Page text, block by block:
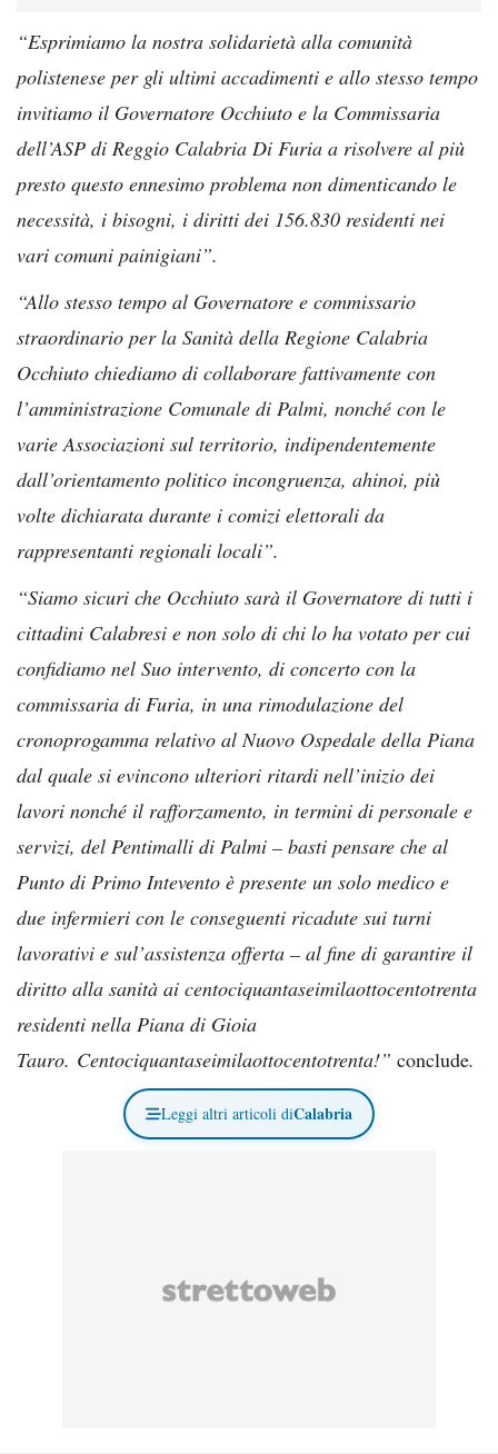
“Esprimiamo la nostra solidarietà alla comunità
polistenese per gli ultimi accadimenti e allo stesso tempo
invitiamo il Governatore Occhiuto e la Commissaria
dell’ASP di Reggio Calabria Di Furia a risolvere al più
presto questo ennesimo problema non dimenticando le
necessità, i bisogni, i diritti dei 156.830 residenti nei
vari comuni painigiani”.
“Allo stesso tempo al Governatore e commissario
straordinario per la Sanità della Regione Calabria
Occhiuto chiediamo di collaborare fattivamente con
l’amministrazione Comunale di Palmi, nonché con le
varie Associazioni sul territorio, indipendentemente
dall’orientamento politico incongruenza, ahinoi, più
volte dichiarata durante i comizi elettorali da
rappresentanti regionali locali”.
“Siamo sicuri che Occhiuto sarà il Governatore di tutti i
cittadini Calabresi e non solo di chi lo ha votato per cui
confidiamo nel Suo intervento, di concerto con la
commissaria di Furia, in una rimodulazione del
cronoprogamma relativo al Nuovo Ospedale della Piana
dal quale si evincono ulteriori ritardi nell’inizio dei
lavori nonché il rafforzamento, in termini di personale e
servizi, del Pentimalli di Palmi – basti pensare che al
Punto di Primo Intevento è presente un solo medico e
due infermieri con le conseguenti ricadute sui turni
lavorativi e sul’assistenza offerta – al fine di garantire il
diritto alla sanità ai centociquantaseimilaottocentotrenta
residenti nella Piana di Gioia
Tauro. Centociquantaseimilaottocentotrenta!” conclude.
Leggi altri articoli diCalabria